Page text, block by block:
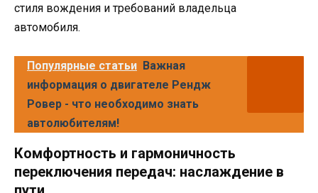
стиля вождения и требований владельца
автомобиля.
Популярные статьи Важная
информация о двигателе Рендж
Ровер - что необходимо знать
автолюбителям!
Комфортность и гармоничность
переключения передач: наслаждение в